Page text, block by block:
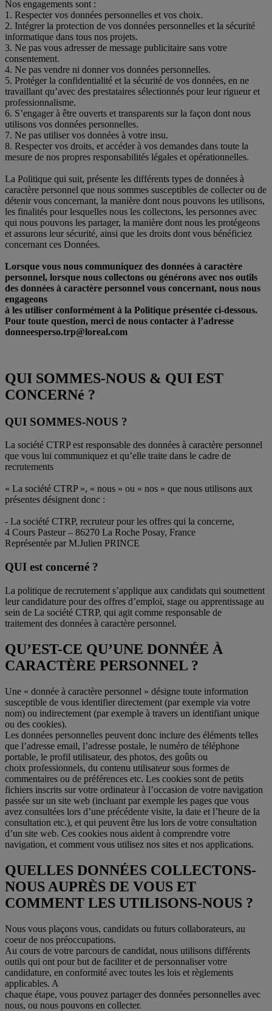
Nos engagements sont :
1. Respecter vos données personnelles et vos choix.
2. Intégrer la protection de vos données personnelles et la sécurité
informatique dans tous nos projets.
3. Ne pas vous adresser de message publicitaire sans votre
consentement.
4. Ne pas vendre ni donner vos données personnelles.
5. Protéger la confidentialité et la sécurité de vos données, en ne
travaillant qu’avec des prestataires sélectionnés pour leur rigueur et
professionnalisme.
6. S’engager à être ouverts et transparents sur la façon dont nous
utilisons vos données personnelles.
7. Ne pas utiliser vos données à votre insu.
8. Respecter vos droits, et accéder à vos demandes dans toute la
mesure de nos propres responsabilités légales et opérationnelles.
La Politique qui suit, présente les différents types de données à
caractère personnel que nous sommes susceptibles de collecter ou de
détenir vous concernant, la manière dont nous pouvons les utilisons,
les finalités pour lesquelles nous les collectons, les personnes avec
qui nous pouvons les partager, la manière dont nous les protégeons
et assurons leur sécurité, ainsi que les droits dont vous bénéficiez
concernant ces Données.
Lorsque vous nous communiquez des données à caractère
personnel, lorsque nous collectons ou générons avec nos outils
des données à caractère personnel vous concernant, nous nous
engageons
à les utiliser conformément à la Politique présentée ci-dessous.
Pour toute question, merci de nous contacter à l’adresse
donneesperso.trp@loreal.com
QUI SOMMES-NOUS & QUI EST
CONCERNé ?
QUI SOMMES-NOUS ?
La société CTRP est responsable des données à caractère personnel
que vous lui communiquez et qu’elle traite dans le cadre de
recrutements
« La société CTRP », « nous » ou « nos » que nous utilisons aux
présentes désignent donc :
- La société CTRP, recruteur pour les offres qui la concerne,
4 Cours Pasteur – 86270 La Roche Posay, France
Représentée par M.Julien PRINCE
QUI est concerné ?
La politique de recrutement s’applique aux candidats qui soumettent
leur candidature pour des offres d’emploi, stage ou apprentissage au
sein de La société CTRP, qui agit comme responsable de
traitement des données à caractère personnel.
QU’EST-CE QU’UNE DONNÉE À
CARACTÈRE PERSONNEL ?
Une « donnée à caractère personnel » désigne toute information
susceptible de vous identifier directement (par exemple via votre
nom) ou indirectement (par exemple à travers un identifiant unique
ou des cookies).
Les données personnelles peuvent donc inclure des éléments telles
que l’adresse email, l’adresse postale, le numéro de téléphone
portable, le profil utilisateur, des photos, des goûts ou
choix professionnels, du contenu utilisateur sous formes de
commentaires ou de préférences etc. Les cookies sont de petits
fichiers inscrits sur votre ordinateur à l’occasion de votre navigation
passée sur un site web (incluant par exemple les pages que vous
avez consultées lors d’une précédente visite, la date et l’heure de la
consultation etc.), et qui peuvent être lus lors de votre consultation
d’un site web. Ces cookies nous aident à comprendre votre
navigation, et comment vous utilisez nos sites et nos applications.
QUELLES DONNÉES COLLECTONS-
NOUS AUPRÈS DE VOUS ET
COMMENT LES UTILISONS-NOUS ?
Nous vous plaçons vous, candidats ou futurs collaborateurs, au
coeur de nos préoccupations.
Au cours de votre parcours de candidat, nous utilisons différents
outils qui ont pour but de faciliter et de personnaliser votre
candidature, en conformité avec toutes les lois et règlements
applicables. A
chaque étape, vous pouvez partager des données personnelles avec
nous, ou nous pouvons en collecter.